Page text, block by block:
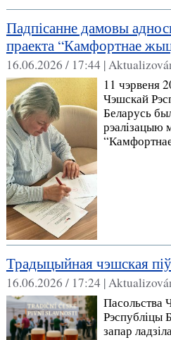
Падпісанне дамовы
праекта “Камфортнае
16.06.2026 / 17:44 |
11 чэрвеня
Чэшскай
Беларусь
рэалізацыю
Традыцыйная чэшская
16.06.2026 / 17:24 |
Пасольства
Рэспубліцы
запар